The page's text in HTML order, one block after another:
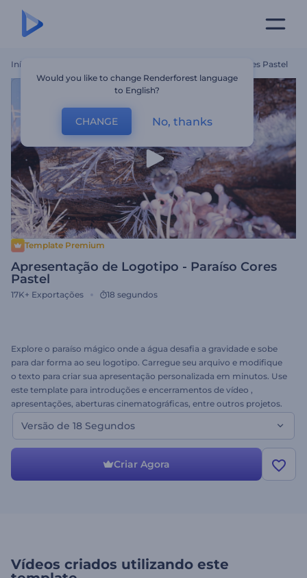
Início Apresentação De Logotipo - Paraíso Cores Pastel
Template Premium
Apresentação de Logotipo - Paraíso Cores
Pastel
17K+ Exportações 18 segundos
Explore o paraíso mágico onde a água desafia a gravidade e sobe
para dar forma ao seu logotipo. Carregue seu arquivo e modifique
o texto para criar sua apresentação personalizada em minutos. Use
este template para introduções e encerramentos de vídeo ,
apresentações, aberturas cinematográficas, entre outros projetos.
Experimente hoje mesmo!
Versão de 18 Segundos
Criar Agora
Vídeos criados utilizando este
Would you like to change Renderforest language
to English?
CHANGE No, thanks